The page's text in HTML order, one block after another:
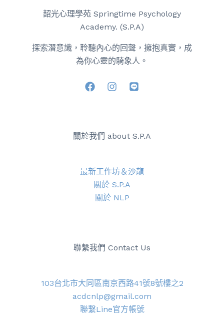
韶光心理學苑 Springtime Psychology
Academy. (S.P.A)
探索潛意識，聆聽內心的回聲，擁抱真實，成
為你心靈的騎象人。
關於我們 about S.P.A
最新工作坊＆沙龍
關於 S.P.A
關於 NLP
聯繫我們 Contact Us
103台北市大同區南京西路41號8號樓之2
acdcnlp@gmail.com
聯繫Line官方帳號